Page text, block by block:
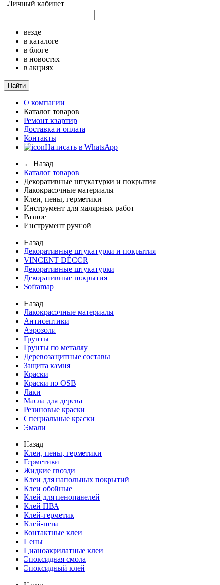
Личный кабинет
везде
в каталоге
в блоге
в новостях
в акциях
Найти
О компании
Каталог товаров
Ремонт квартир
Доставка и оплата
Контакты
Написать в WhatsApp
← Назад
Каталог товаров
Декоративные штукатурки и покрытия
Лакокрасочные материалы
Клеи, пены, герметики
Инструмент для малярных работ
Разное
Инструмент ручной
Назад
Декоративные штукатурки и покрытия
VINCENT DÉCOR
Декоративные штукатурки
Декоративные покрытия
Soframap
Назад
Лакокрасочные материалы
Антисептики
Аэрозоли
Грунты
Грунты по металлу
Деревозащитные составы
Защита камня
Краски
Краски по OSB
Лаки
Масла для дерева
Резиновые краски
Специальные краски
Эмали
Назад
Клеи, пены, герметики
Герметики
Жидкие гвозди
Клеи для напольных покрытий
Клеи обойные
Клей для пенопанелей
Клей ПВА
Клей-герметик
Клей-пена
Контактные клеи
Пены
Цианоакрилатные клеи
Эпоксидная смола
Эпоксидный клей